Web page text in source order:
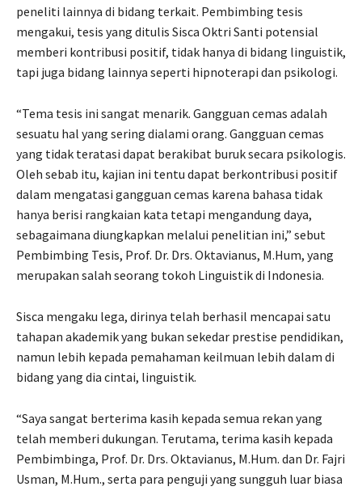
peneliti lainnya di bidang terkait. Pembimbing tesis
mengakui, tesis yang ditulis Sisca Oktri Santi potensial
memberi kontribusi positif, tidak hanya di bidang linguistik,
tapi juga bidang lainnya seperti hipnoterapi dan psikologi.
“Tema tesis ini sangat menarik. Gangguan cemas adalah
sesuatu hal yang sering dialami orang. Gangguan cemas
yang tidak teratasi dapat berakibat buruk secara psikologis.
Oleh sebab itu, kajian ini tentu dapat berkontribusi positif
dalam mengatasi gangguan cemas karena bahasa tidak
hanya berisi rangkaian kata tetapi mengandung daya,
sebagaimana diungkapkan melalui penelitian ini,” sebut
Pembimbing Tesis, Prof. Dr. Drs. Oktavianus, M.Hum, yang
merupakan salah seorang tokoh Linguistik di Indonesia.
Sisca mengaku lega, dirinya telah berhasil mencapai satu
tahapan akademik yang bukan sekedar prestise pendidikan,
namun lebih kepada pemahaman keilmuan lebih dalam di
bidang yang dia cintai, linguistik.
“Saya sangat berterima kasih kepada semua rekan yang
telah memberi dukungan. Terutama, terima kasih kepada
Pembimbinga, Prof. Dr. Drs. Oktavianus, M.Hum. dan Dr. Fajri
Usman, M.Hum., serta para penguji yang sungguh luar biasa